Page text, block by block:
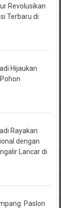
Revolusikan
Terbaru di
Hijaukan
Rayakan
dengan
Lancar di
Paslon